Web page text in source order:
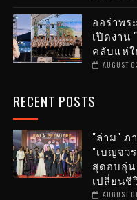
ออร่าพร
เปิดงาน
คลับแห่
AUGUST
RECENT POSTS
"ล่าม" ภ
"เบญจว
สุดอบอุ่น
เปลี่ยน
AUGUST